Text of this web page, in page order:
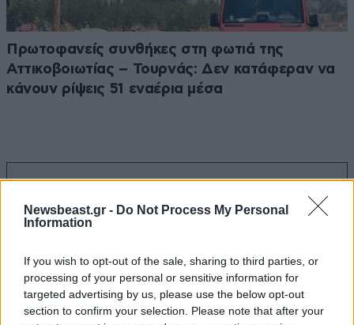
Newsbeast.gr - Do Not Process My Personal
Information
If you wish to opt-out of the sale, sharing to third parties, or
processing of your personal or sensitive information for
targeted advertising by us, please use the below opt-out
section to confirm your selection. Please note that after your
Πρωτοφανείς συνθήκες στη φωτιά της
Αττικοβοιωτίας – Τουρνάς: Δεν κατάφεραν να
κάνουν ρίψεις 51 εναέρια μέσα
και μάθετε πρώτοι όλες τις ειδήσεις